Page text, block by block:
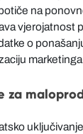
na
vjerojatnost
o
za